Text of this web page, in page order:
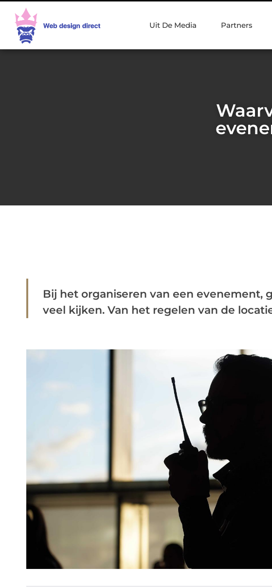
Uit De Media Partners
Bij het organiseren van een evenement,
veel kijken. Van het regelen van de